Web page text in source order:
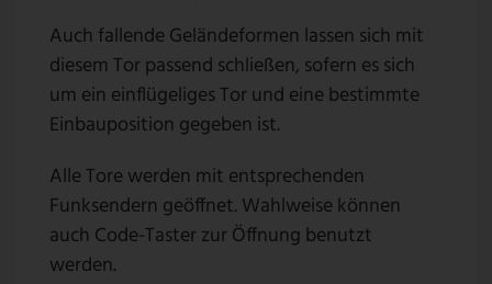
Auch fallende Geländeformen lassen sich mit
diesem Tor passend schließen, sofern es sich
um ein einflügeliges Tor und eine bestimmte
Einbauposition gegeben ist.
Alle Tore werden mit entsprechenden
Funksendern geöffnet. Wahlweise können
auch Code-Taster zur Öffnung benutzt
werden.